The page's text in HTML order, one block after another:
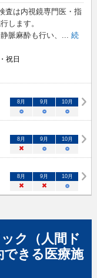
査は内視鏡専門医・指
します。
脈麻酔も行い、 ... 続
祝日
8月 9月 10月
○ ○ ○
8月 9月 10月
× ○ ○
8月 9月 10月
× × ○
ク（人間ド
できる 医療施